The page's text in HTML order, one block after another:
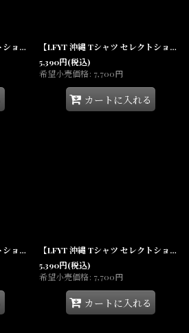
【LFYT 沖縄 Tシャツ セレクトショップ 通販】Full Speed Tee Teal 半袖
【LFYT 沖縄 Tシャツ セレクトショップ 通販】Full Speed Tee White 半袖
5,390円(税込)
希望小売価格: 7,700円
カートに入れる
【LFYT 沖縄 Tシャツ セレクトショップ 通販】Full Speed Tee Black 半袖
【LFYT 沖縄 Tシャツ セレクトショップ 通販】Digital Icon Tee Light Blue 半袖
5,390円(税込)
希望小売価格: 7,700円
カートに入れる